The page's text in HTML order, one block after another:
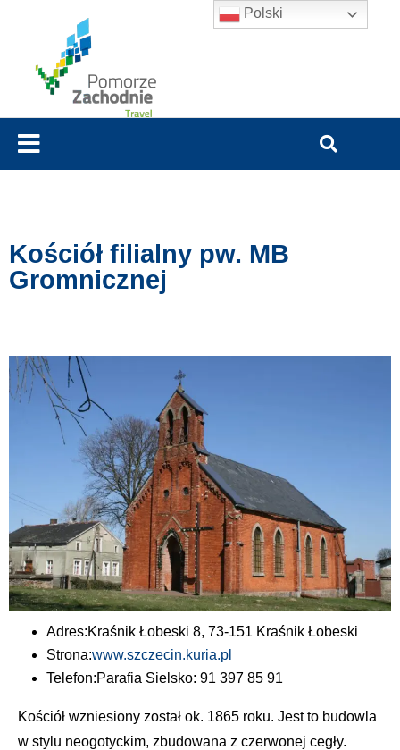
Kościół filialny pw. MB
Gromnicznej
Adres:Kraśnik Łobeski 8, 73-151 Kraśnik Łobeski
Strona:www.szczecin.kuria.pl
Telefon:Parafia Sielsko: 91 397 85 91
Kościół wzniesiony został ok. 1865 roku. Jest to budowla
w stylu neogotyckim, zbudowana z czerwonej cegły.
Polski